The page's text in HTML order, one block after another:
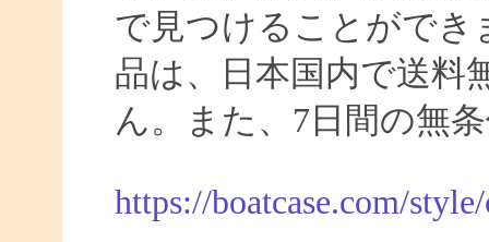
で見つけることができ
品は、日本国内で送料
ん。また、7日間の無
https://boatcase.com/